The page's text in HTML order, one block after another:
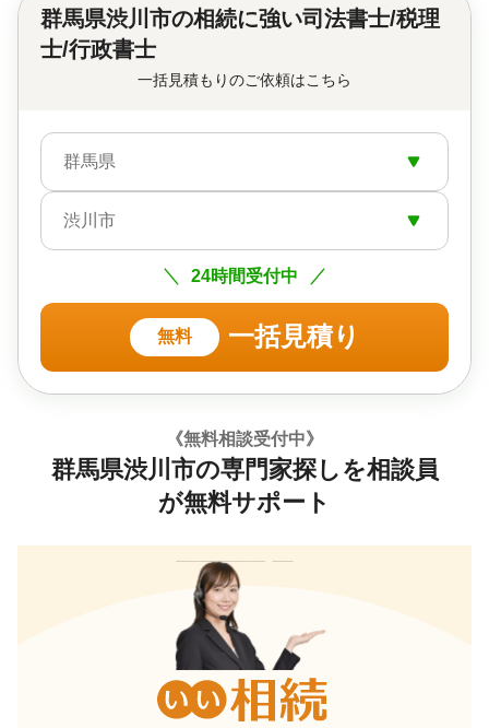
群馬県渋川市の相続に強い司法書士/税理
士/行政書士
一括見積もりのご依頼はこちら
群馬県
渋川市
24時間受付中
無料 一括見積り
《無料相談受付中》
群馬県渋川市の専門家探しを相談員
が無料サポート